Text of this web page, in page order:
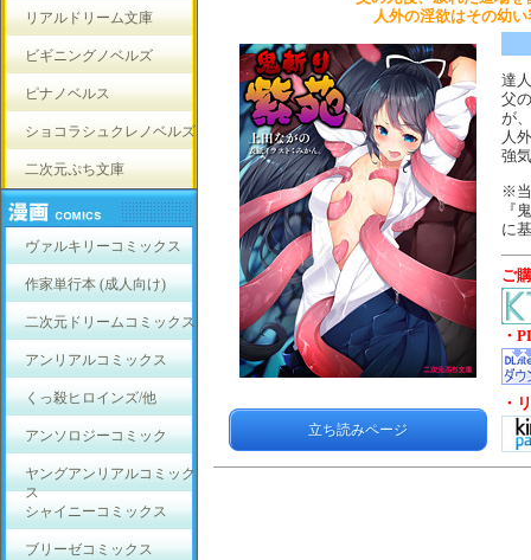
リアルドリーム文庫
ビギニングノベルズ
ピナノベルス
ショコラシュクレノベルズ
二次元ぷち文庫
ヴァルキリーコミックス
作家単行本 (成人向け)
二次元ドリームコミックス
アンリアルコミックス
くっ殺ヒロインズ/他
アンソロジーコミック
ヤングアンリアルコミック
ス
シャイニーコミックス
ブリーゼコミックス
人外の淫欲はその幼
立ち読みページ
達
父
が、
人
強
※当
『
に
ご
・
・